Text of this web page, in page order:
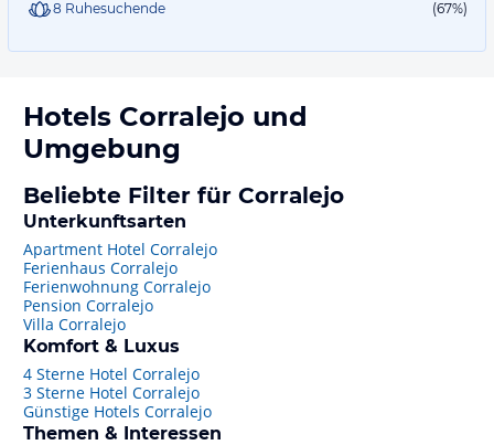
8 Ruhesuchende (67%)
Hotels Corralejo und
Umgebung
Beliebte Filter für Corralejo
Unterkunftsarten
Apartment Hotel Corralejo
Ferienhaus Corralejo
Ferienwohnung Corralejo
Pension Corralejo
Villa Corralejo
Komfort & Luxus
4 Sterne Hotel Corralejo
3 Sterne Hotel Corralejo
Günstige Hotels Corralejo
Themen & Interessen